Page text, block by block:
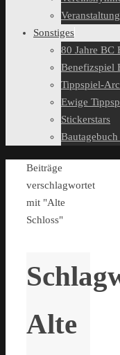
Sonstiges
80 Jahre BC
Benefizspiel
Tippspiel-
Ewige
Stickerstars
Start
Beiträge
verschlagwortet
mit "Alte
Schloss"
Alte